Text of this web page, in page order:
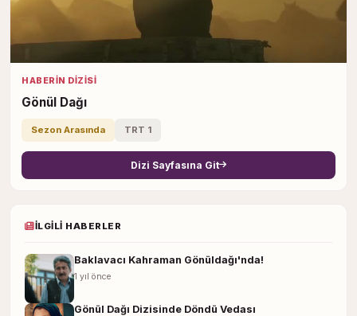
HABERIN DIZISI
Gönül Dağı
Sezon Arasında TRT 1
Dizi Sayfasına Git
İLGILI HABERLER
Baklavacı Kahraman Gönüldağı'nda!
1 yıl önce
Gönül Dağı Dizisinde Döndü Vedası